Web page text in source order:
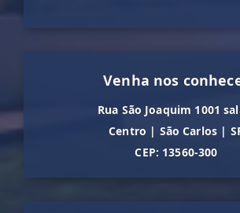
Venha nos
Rua São Joaquim 1001
Centro | São Carlos |
CEP: 13560-300